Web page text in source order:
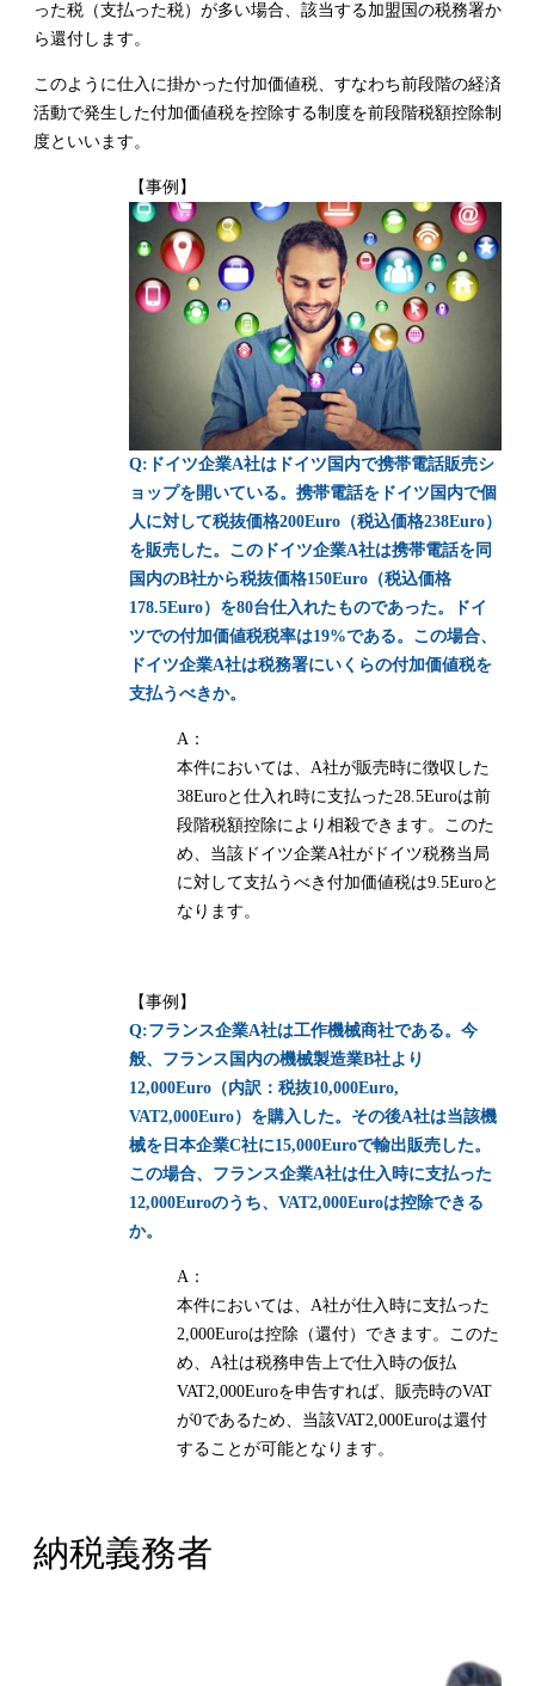
った税（支払った税）が多い場合、該当する加盟国の税務署か
ら還付します。
このように仕入に掛かった付加価値税、すなわち前段階の経済
活動で発生した付加価値税を控除する制度を前段階税額控除制
度といいます。
【事例】
Q:ドイツ企業A社はドイツ国内で携帯電話販売シ
ョップを開いている。携帯電話をドイツ国内で個
人に対して税抜価格200Euro（税込価格238Euro）
を販売した。このドイツ企業A社は携帯電話を同
国内のB社から税抜価格150Euro（税込価格
178.5Euro）を80台仕入れたものであった。ドイ
ツでの付加価値税税率は19%である。この場合、
ドイツ企業A社は税務署にいくらの付加価値税を
支払うべきか。
A：
本件においては、A社が販売時に徴収した
38Euroと仕入れ時に支払った28.5Euroは前
段階税額控除により相殺できます。このた
め、当該ドイツ企業A社がドイツ税務当局
に対して支払うべき付加価値税は9.5Euroと
なります。
【事例】
Q:フランス企業A社は工作機械商社である。今
般、フランス国内の機械製造業B社より
12,000Euro（内訳：税抜10,000Euro,
VAT2,000Euro）を購入した。その後A社は当該機
械を日本企業C社に15,000Euroで輸出販売した。
この場合、フランス企業A社は仕入時に支払った
12,000Euroのうち、VAT2,000Euroは控除できる
か。
A：
本件においては、A社が仕入時に支払った
2,000Euroは控除（還付）できます。このた
め、A社は税務申告上で仕入時の仮払
VAT2,000Euroを申告すれば、販売時のVAT
が0であるため、当該VAT2,000Euroは還付
することが可能となります。
納税義務者